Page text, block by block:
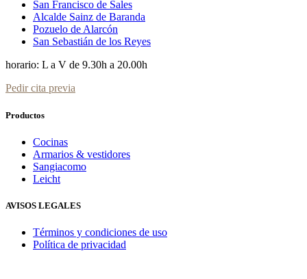
San Francisco de Sales
Alcalde Sainz de Baranda
Pozuelo de Alarcón
San Sebastián de los Reyes
horario: L a V de 9.30h a 20.00h
Pedir cita previa
Productos
Cocinas
Armarios & vestidores
Sangiacomo
Leicht
AVISOS LEGALES
Términos y condiciones de uso
Política de privacidad